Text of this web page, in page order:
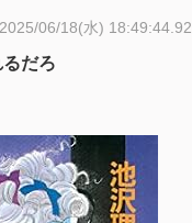
2025/06/18(水) 18:49:44.92
だろ